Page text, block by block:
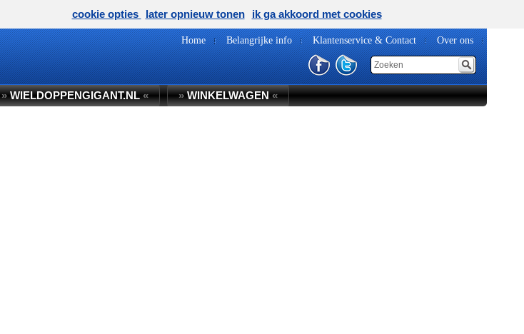
Home Belangrijke info Klantenservice & Contact Over ons
»WIELDOPPENGIGANT.NL« »WINKELWAGEN«
cookie opties later opnieuw tonen ik ga akkoord met cookies